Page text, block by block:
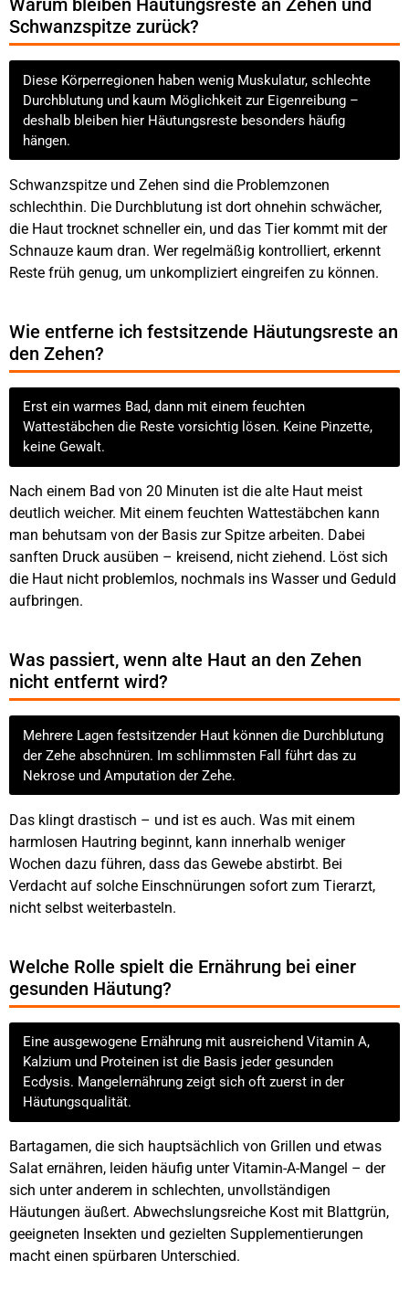
Warum bleiben Häutungsreste an Zehen und
Schwanzspitze zurück?
Diese Körperregionen haben wenig Muskulatur, schlechte
Durchblutung und kaum Möglichkeit zur Eigenreibung –
deshalb bleiben hier Häutungsreste besonders häufig
hängen.
Schwanzspitze und Zehen sind die Problemzonen
schlechthin. Die Durchblutung ist dort ohnehin schwächer,
die Haut trocknet schneller ein, und das Tier kommt mit der
Schnauze kaum dran. Wer regelmäßig kontrolliert, erkennt
Reste früh genug, um unkompliziert eingreifen zu können.
Wie entferne ich festsitzende Häutungsreste an
den Zehen?
Erst ein warmes Bad, dann mit einem feuchten
Wattestäbchen die Reste vorsichtig lösen. Keine Pinzette,
keine Gewalt.
Nach einem Bad von 20 Minuten ist die alte Haut meist
deutlich weicher. Mit einem feuchten Wattestäbchen kann
man behutsam von der Basis zur Spitze arbeiten. Dabei
sanften Druck ausüben – kreisend, nicht ziehend. Löst sich
die Haut nicht problemlos, nochmals ins Wasser und Geduld
aufbringen.
Was passiert, wenn alte Haut an den Zehen
nicht entfernt wird?
Mehrere Lagen festsitzender Haut können die Durchblutung
der Zehe abschnüren. Im schlimmsten Fall führt das zu
Nekrose und Amputation der Zehe.
Das klingt drastisch – und ist es auch. Was mit einem
harmlosen Hautring beginnt, kann innerhalb weniger
Wochen dazu führen, dass das Gewebe abstirbt. Bei
Verdacht auf solche Einschnürungen sofort zum Tierarzt,
nicht selbst weiterbasteln.
Welche Rolle spielt die Ernährung bei einer
gesunden Häutung?
Eine ausgewogene Ernährung mit ausreichend Vitamin A,
Kalzium und Proteinen ist die Basis jeder gesunden
Ecdysis. Mangelernährung zeigt sich oft zuerst in der
Häutungsqualität.
Bartagamen, die sich hauptsächlich von Grillen und etwas
Salat ernähren, leiden häufig unter Vitamin-A-Mangel – der
sich unter anderem in schlechten, unvollständigen
Häutungen äußert. Abwechslungsreiche Kost mit Blattgrün,
geeigneten Insekten und gezielten Supplementierungen
macht einen spürbaren Unterschied.